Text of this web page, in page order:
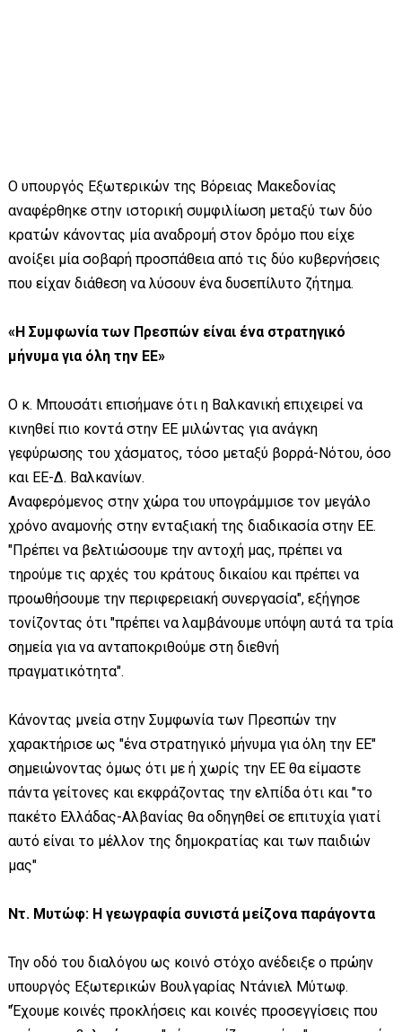
Ο υπουργός Εξωτερικών της Βόρειας Μακεδονίας
αναφέρθηκε στην ιστορική συμφιλίωση μεταξύ των δύο
κρατών κάνοντας μία αναδρομή στον δρόμο που είχε
ανοίξει μία σοβαρή προσπάθεια από τις δύο κυβερνήσεις
που είχαν διάθεση να λύσουν ένα δυσεπίλυτο ζήτημα.
«Η Συμφωνία των Πρεσπών είναι ένα στρατηγικό
μήνυμα για όλη την ΕΕ»
Ο κ. Μπουσάτι επισήμανε ότι η Βαλκανική επιχειρεί να
κινηθεί πιο κοντά στην ΕΕ μιλώντας για ανάγκη
γεφύρωσης του χάσματος, τόσο μεταξύ βορρά-Νότου, όσο
και ΕΕ-Δ. Βαλκανίων.
Αναφερόμενος στην χώρα του υπογράμμισε τον μεγάλο
χρόνο αναμονής στην ενταξιακή της διαδικασία στην ΕΕ.
"Πρέπει να βελτιώσουμε την αντοχή μας, πρέπει να
τηρούμε τις αρχές του κράτους δικαίου και πρέπει να
προωθήσουμε την περιφερειακή συνεργασία", εξήγησε
τονίζοντας ότι "πρέπει να λαμβάνουμε υπόψη αυτά τα τρία
σημεία για να ανταποκριθούμε στη διεθνή
πραγματικότητα".
Κάνοντας μνεία στην Συμφωνία των Πρεσπών την
χαρακτήρισε ως "ένα στρατηγικό μήνυμα για όλη την ΕΕ"
σημειώνοντας όμως ότι με ή χωρίς την ΕΕ θα είμαστε
πάντα γείτονες και εκφράζοντας την ελπίδα ότι και "το
πακέτο Ελλάδας-Αλβανίας θα οδηγηθεί σε επιτυχία γιατί
αυτό είναι το μέλλον της δημοκρατίας και των παιδιών
μας"
Ντ. Μυτώφ: Η γεωγραφία συνιστά μείζονα παράγοντα
Την οδό του διαλόγου ως κοινό στόχο ανέδειξε ο πρώην
υπουργός Εξωτερικών Βουλγαρίας Ντάνιελ Μύτωφ.
"Έχουμε κοινές προκλήσεις και κοινές προσεγγίσεις που